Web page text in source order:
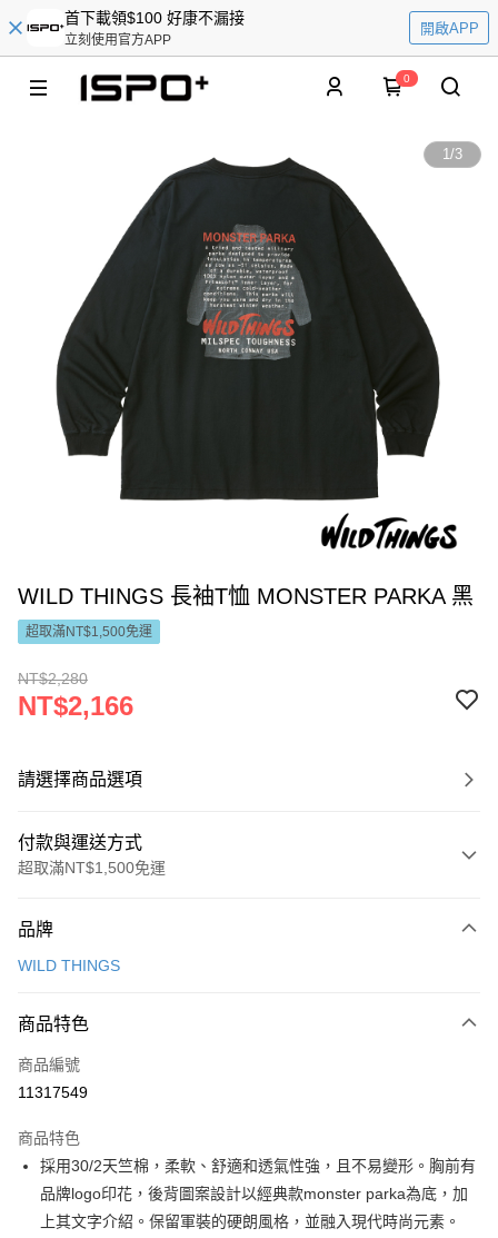
首下載領$100 好康不漏接
立刻使用官方APP
開啟APP
0
1/3
WILD THINGS 長袖T恤 MONSTER PARKA 黑
超取滿NT$1,500免運
NT$2,280
NT$2,166
請選擇商品選項
付款與運送方式
超取滿NT$1,500免運
信用卡一次付款
Apple Pay
悠遊付
7-11取貨(快速到店)
每筆NT$100，滿NT$1,500(含以上)免運費
宅配-本島
品牌
WILD THINGS
商品特色
商品編號
11317549
商品特色
採用30/2天竺棉，柔軟、舒適和透氣性強，且不易變形。胸前有
品牌logo印花，後背圖案設計以經典款monster parka為底，加
上其文字介紹。保留軍裝的硬朗風格，並融入現代時尚元素。